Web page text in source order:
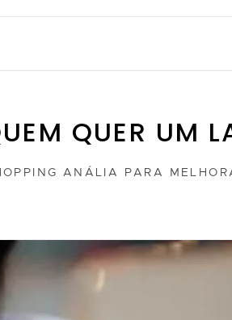
QUER UM
ANÁLIA PARA